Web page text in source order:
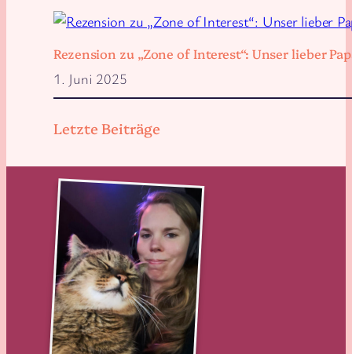
Letzte Beiträge
Rezension zu „Zone of Interest“: Unser lieber
1. Juni 2025